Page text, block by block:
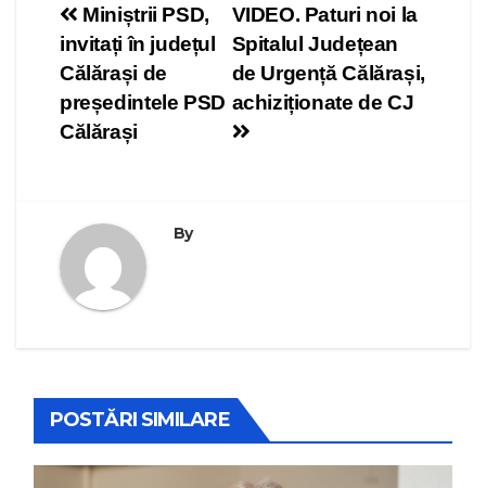
Navigare
în
articole
VIDEO. Paturi noi la
Spitalul Județean
de Urgență Călărași,
achiziționate de CJ
Miniștrii PSD,
invitați în județul
Călărași de
președintele PSD
Călărași
By
POSTĂRI SIMILARE